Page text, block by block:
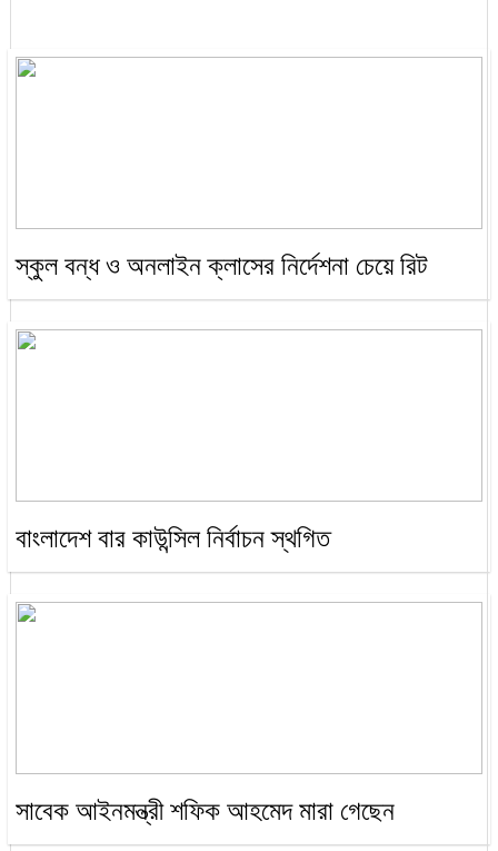
স্কুল বন্ধ ও অনলাইন ক্লাসের নির্দেশনা চেয়ে রিট
বাংলাদেশ বার কাউন্সিল নির্বাচন স্থগিত
সাবেক আইনমন্ত্রী শফিক আহমেদ মারা গেছেন